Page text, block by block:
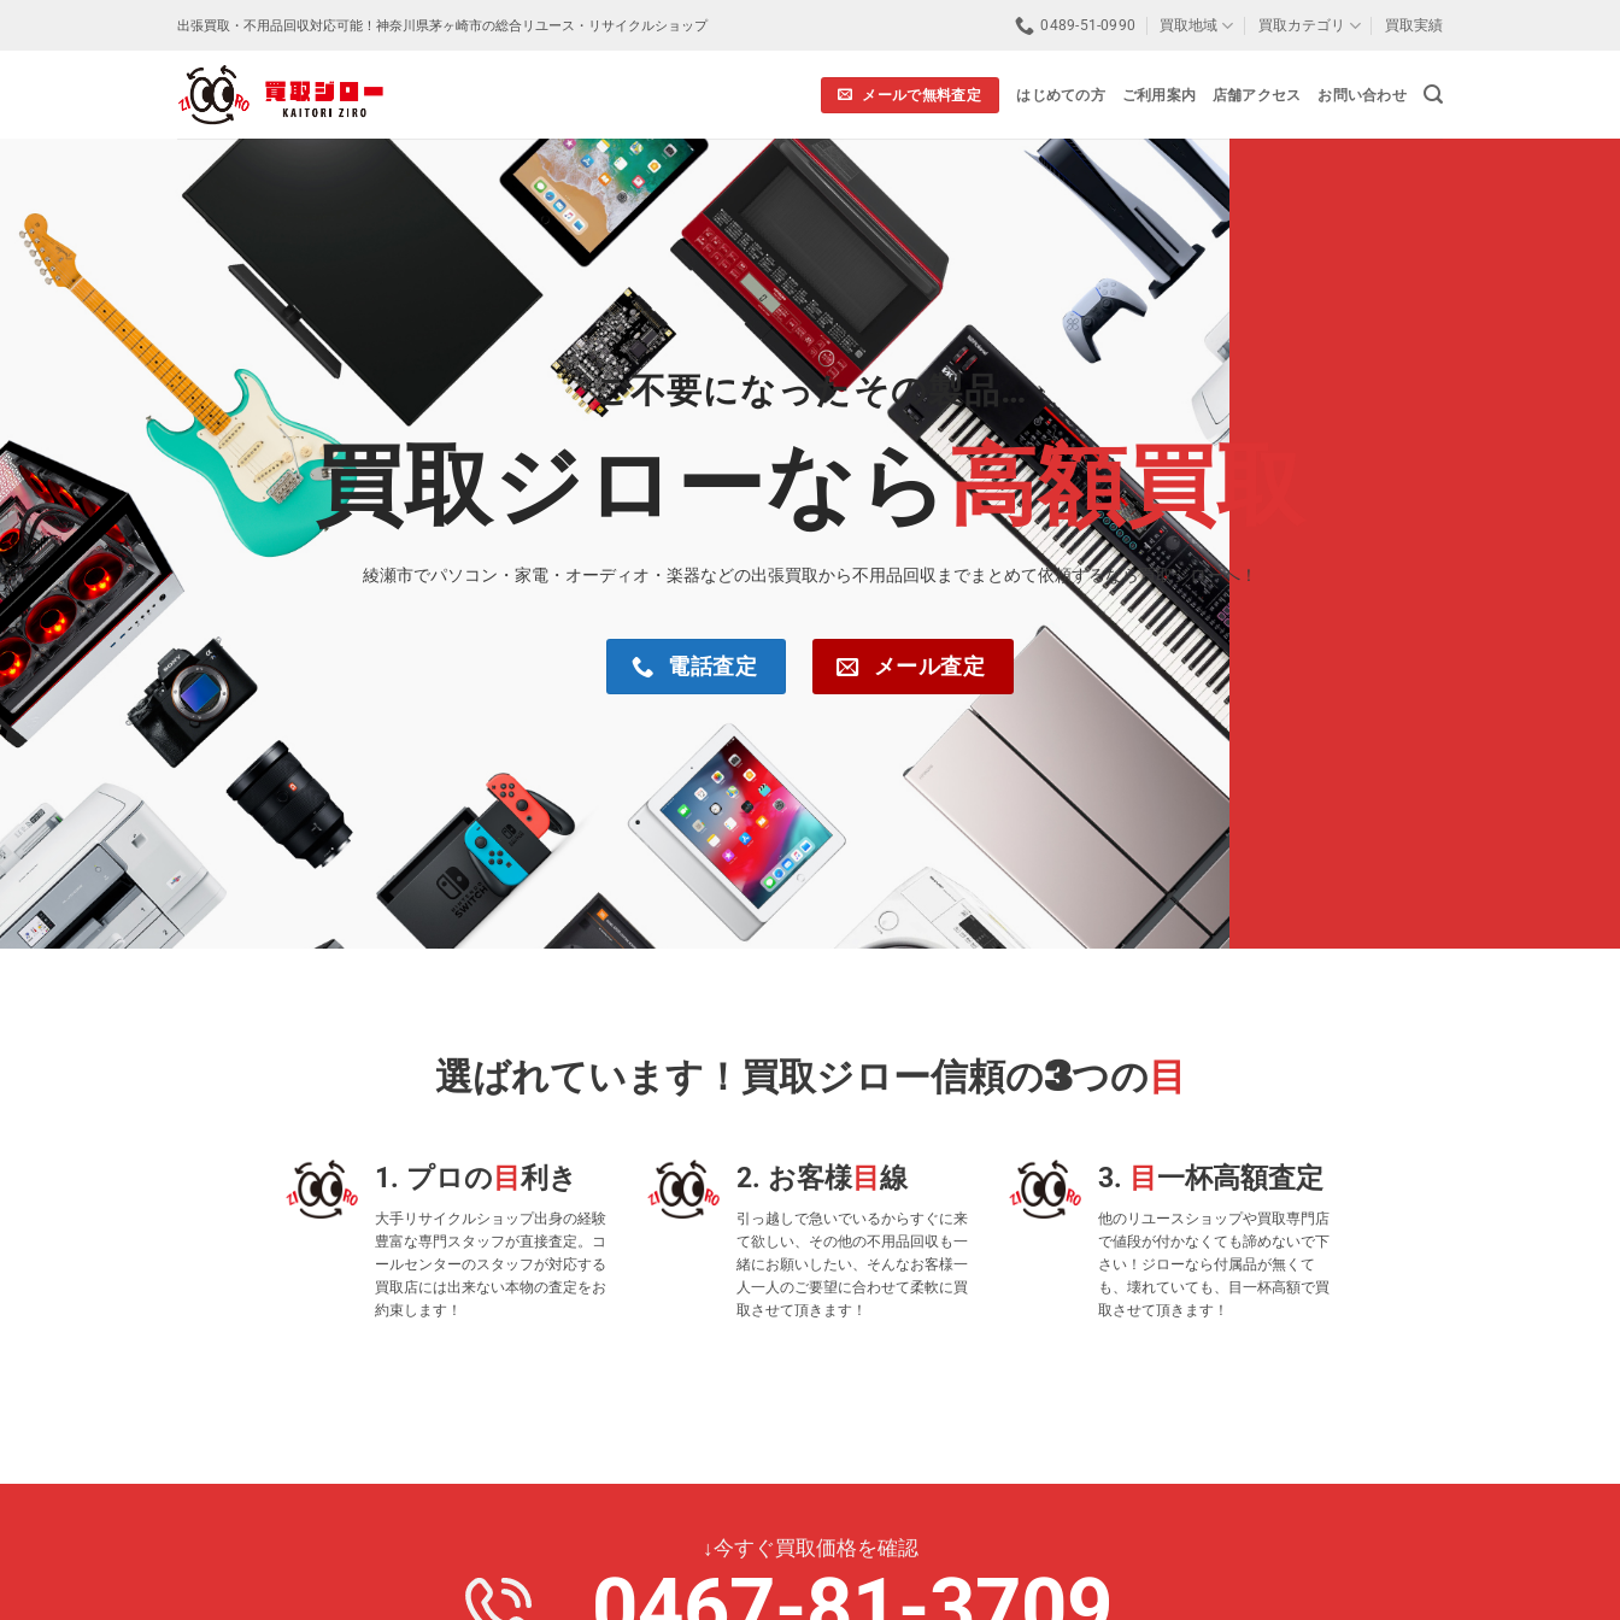
出張買取・不用品回収対応可能！神奈川県茅ヶ崎市の総合リユース・リサイクルショップ 0489-51-0990 買取地域 買取カテゴリ 買取実績
メールで無料査定 はじめての方 ご利用案内 店舗アクセス お問い合わせ
ご不要になったその製品…
買取ジローなら高額買取
綾瀬市でパソコン・家電・オーディオ・楽器などの出張買取から不用品回収までまとめて依頼するなら買取ジローへ！
電話査定 メール査定
選ばれています！買取ジロー信頼の3つの目
1. プロの 目利き
大手リサイクルショップ出身の経験
豊富な専門スタッフが直接査定。コ
ールセンターのスタッフが対応する
買取店には出来ない本物の査定をお
約束します！
2. お客様目線
引っ越しで急いでいるからすぐに来
て欲しい、その他の不用品回収も一
緒にお願いしたい、そんなお客様一
人一人のご要望に合わせて柔軟に買
取させて頂きます！
3. 目 一杯高額査定
他のリユースショップや買取専門店
で値段が付かなくても諦めないで下
さい！ジローなら付属品が無くて
も、壊れていても、目一杯高額で買
取させて頂きます！
↓今すぐ買取価格を確認